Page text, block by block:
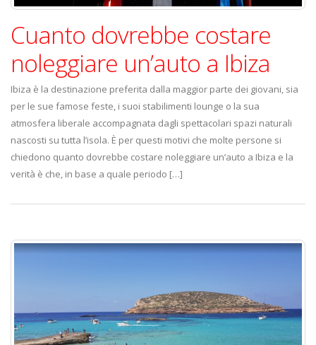
Cuanto dovrebbe costare
noleggiare un’auto a Ibiza
Ibiza è la destinazione preferita dalla maggior parte dei giovani, sia
per le sue famose feste, i suoi stabilimenti lounge o la sua
atmosfera liberale accompagnata dagli spettacolari spazi naturali
nascosti su tutta l’isola. È per questi motivi che molte persone si
chiedono quanto dovrebbe costare noleggiare un’auto a Ibiza e la
verità è che, in base a quale periodo […]